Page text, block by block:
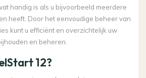
handig is als u bijvoorbeeld meerdere
heeft. Door het eenvoudige beheer van
kunt u efficiënt en overzichtelijk uw
en beheren.
12?